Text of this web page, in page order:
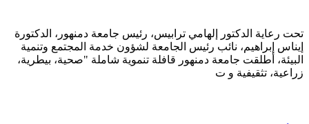
تحت رعاية الدكتور إلهامي ترابيس، رئيس جامعة دمنهور، الدكتورة
إيناس إبراهيم، نائب رئيس الجامعة لشؤون خدمة المجتمع وتنمية
البيئة، أطلقت جامعة دمنهور قافلة تنموية شاملة "صحية، بيطرية،
زراعية، تثقيفية و ت